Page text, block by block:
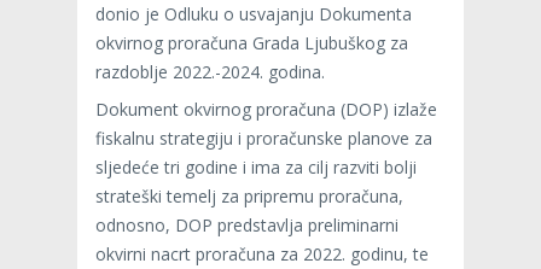
donio je Odluku o usvajanju Dokumenta
okvirnog proračuna Grada Ljubuškog za
razdoblje 2022.-2024. godina.
Dokument okvirnog proračuna (DOP) izlaže
fiskalnu strategiju i proračunske planove za
sljedeće tri godine i ima za cilj razviti bolji
strateški temelj za pripremu proračuna,
odnosno, DOP predstavlja preliminarni
okvirni nacrt proračuna za 2022. godinu, te